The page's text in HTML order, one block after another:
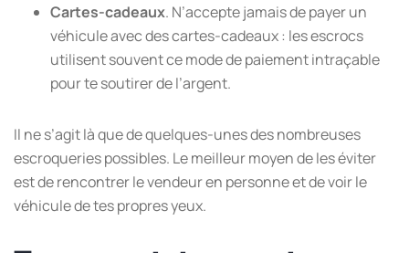
Cartes-cadeaux. N’accepte jamais de payer un
véhicule avec des cartes-cadeaux : les escrocs
utilisent souvent ce mode de paiement intraçable
pour te soutirer de l’argent.
Il ne s’agit là que de quelques-unes des nombreuses
escroqueries possibles. Le meilleur moyen de les éviter
est de rencontrer le vendeur en personne et de voir le
véhicule de tes propres yeux.